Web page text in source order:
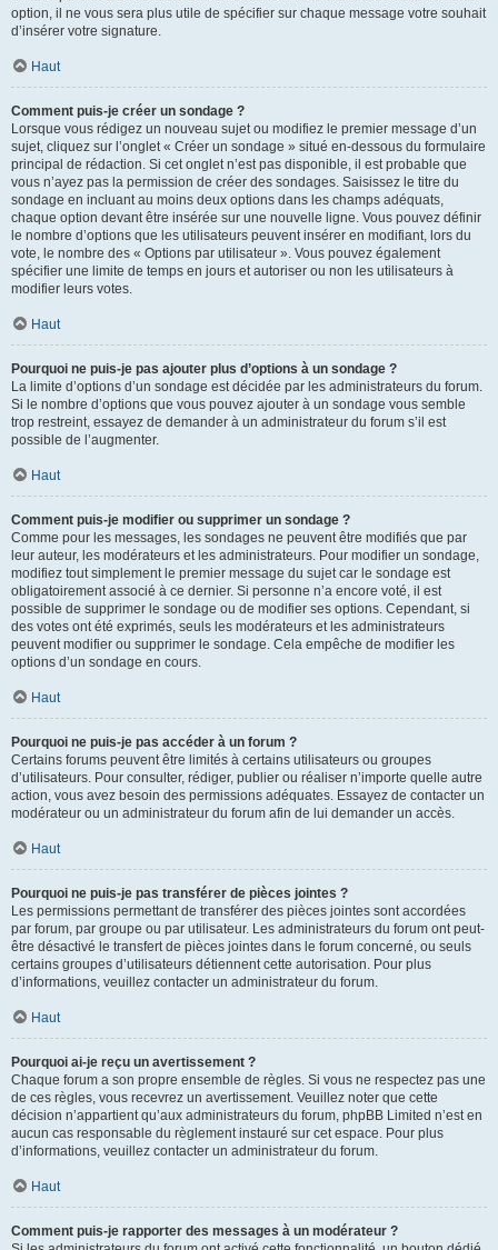
option, il ne vous sera plus utile de spécifier sur chaque message votre souhait
d’insérer votre signature.
Haut
Comment puis-je créer un sondage ?
Lorsque vous rédigez un nouveau sujet ou modifiez le premier message d’un
sujet, cliquez sur l’onglet « Créer un sondage » situé en-dessous du formulaire
principal de rédaction. Si cet onglet n’est pas disponible, il est probable que
vous n’ayez pas la permission de créer des sondages. Saisissez le titre du
sondage en incluant au moins deux options dans les champs adéquats,
chaque option devant être insérée sur une nouvelle ligne. Vous pouvez définir
le nombre d’options que les utilisateurs peuvent insérer en modifiant, lors du
vote, le nombre des « Options par utilisateur ». Vous pouvez également
spécifier une limite de temps en jours et autoriser ou non les utilisateurs à
modifier leurs votes.
Haut
Pourquoi ne puis-je pas ajouter plus d’options à un sondage ?
La limite d’options d’un sondage est décidée par les administrateurs du forum.
Si le nombre d’options que vous pouvez ajouter à un sondage vous semble
trop restreint, essayez de demander à un administrateur du forum s’il est
possible de l’augmenter.
Haut
Comment puis-je modifier ou supprimer un sondage ?
Comme pour les messages, les sondages ne peuvent être modifiés que par
leur auteur, les modérateurs et les administrateurs. Pour modifier un sondage,
modifiez tout simplement le premier message du sujet car le sondage est
obligatoirement associé à ce dernier. Si personne n’a encore voté, il est
possible de supprimer le sondage ou de modifier ses options. Cependant, si
des votes ont été exprimés, seuls les modérateurs et les administrateurs
peuvent modifier ou supprimer le sondage. Cela empêche de modifier les
options d’un sondage en cours.
Haut
Pourquoi ne puis-je pas accéder à un forum ?
Certains forums peuvent être limités à certains utilisateurs ou groupes
d’utilisateurs. Pour consulter, rédiger, publier ou réaliser n’importe quelle autre
action, vous avez besoin des permissions adéquates. Essayez de contacter un
modérateur ou un administrateur du forum afin de lui demander un accès.
Haut
Pourquoi ne puis-je pas transférer de pièces jointes ?
Les permissions permettant de transférer des pièces jointes sont accordées
par forum, par groupe ou par utilisateur. Les administrateurs du forum ont peut-
être désactivé le transfert de pièces jointes dans le forum concerné, ou seuls
certains groupes d’utilisateurs détiennent cette autorisation. Pour plus
d’informations, veuillez contacter un administrateur du forum.
Haut
Pourquoi ai-je reçu un avertissement ?
Chaque forum a son propre ensemble de règles. Si vous ne respectez pas une
de ces règles, vous recevrez un avertissement. Veuillez noter que cette
décision n’appartient qu’aux administrateurs du forum, phpBB Limited n’est en
aucun cas responsable du règlement instauré sur cet espace. Pour plus
d’informations, veuillez contacter un administrateur du forum.
Haut
Comment puis-je rapporter des messages à un modérateur ?